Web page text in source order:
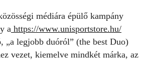
médiára épülő kampány
a https://www.unisportstore.hu/
„a legjobb duóról” (the best Duo)
vezet, kiemelve mindkét márka, az